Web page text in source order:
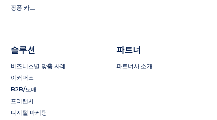
핑퐁 카드
솔루션
비즈니스별 맞춤 사례
이커머스
B2B/도매
프리랜서
디지털 마케팅
파트너
파트너사 소개